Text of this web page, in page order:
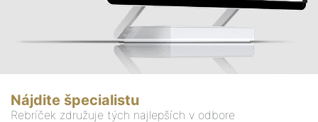
Nájdite špecialistu
Rebríček združuje tých najlepších v odbore